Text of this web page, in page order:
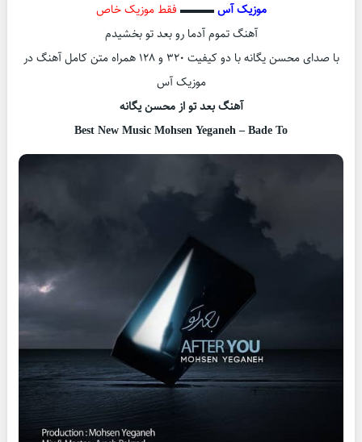
موزیک آس▬▬▬ فقط موزیک خاص
آهنگ تموم آدما رو بعد تو بخشیدم
با صدای محسن یگانه با دو کیفیت ۳۲۰ و ۱۲۸ همراه متن کامل آهنگ در
موزیک آس
آهنگ بعد تو از محسن یگانه
Best New Music Mohsen Yeganeh – Bade To